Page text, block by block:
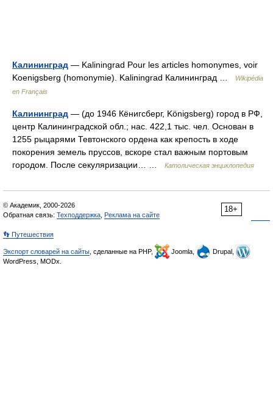
Калининград — Kaliningrad Pour les articles homonymes, voir
Koenigsberg (homonymie). Kaliningrad Калининград …
Wikipédia
en Français
Калининград — (до 1946 Кёнигсберг, Königsberg) город в РФ,
центр Калининградской обл.; нас. 422,1 тыс. чел. Основан в
1255 рыцарями Тевтонского ордена как крепость в ходе
покорения земель пруссов, вскоре стал важным портовым
городом. После секуляризации… …
Католическая энциклопедия
18+
© Академик, 2000-2026
Обратная связь: Техподдержка Реклама на сайте
👣 Путешествия
Экспорт словарей на сайты , сделанные на PHP, Joomla,
Drupal,
WordPress, MODx.